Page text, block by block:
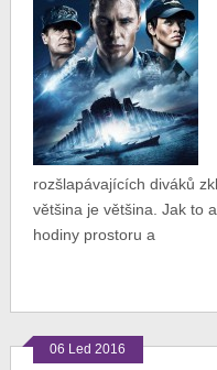
rozšlapávajících diváků
většina je většina. Jak to
hodiny prostoru a
06 Led 2016